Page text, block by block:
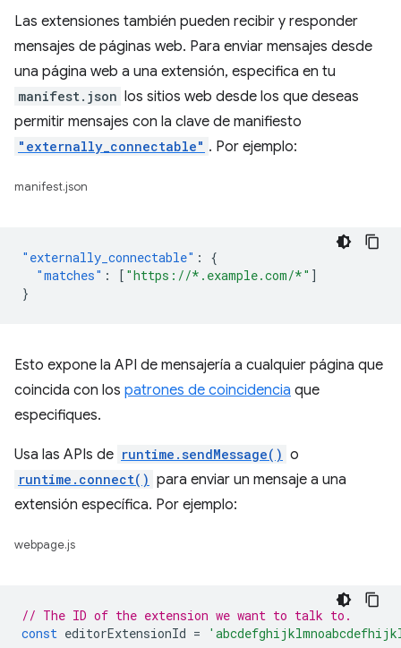
Las extensiones también pueden recibir y responder
mensajes de páginas web. Para enviar mensajes desde
una página web a una extensión, especifica en tu
manifest.json los sitios web desde los que deseas
permitir mensajes con la clave de manifiesto
"externally_connectable" . Por ejemplo:
manifest.json
"externally_connectable" :
{
"matches" : [ "https://*.example.com/*" ]
}
Esto expone la API de mensajería a cualquier página que
coincida con los patrones de coincidencia que
especifiques.
Usa las APIs de runtime.sendMessage() o
runtime.connect() para enviar un mensaje a una
extensión específica. Por ejemplo:
webpage.js
// The ID of the extension we want to talk to.
const editorExtensionId =